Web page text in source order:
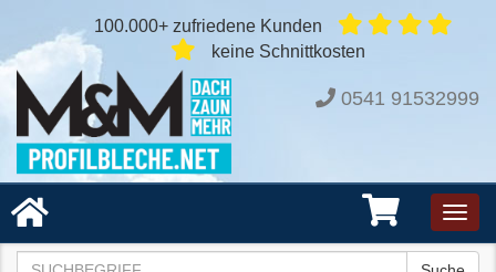
100.000+ zufriedene Kunden
keine Schnittkosten
0541 91532999